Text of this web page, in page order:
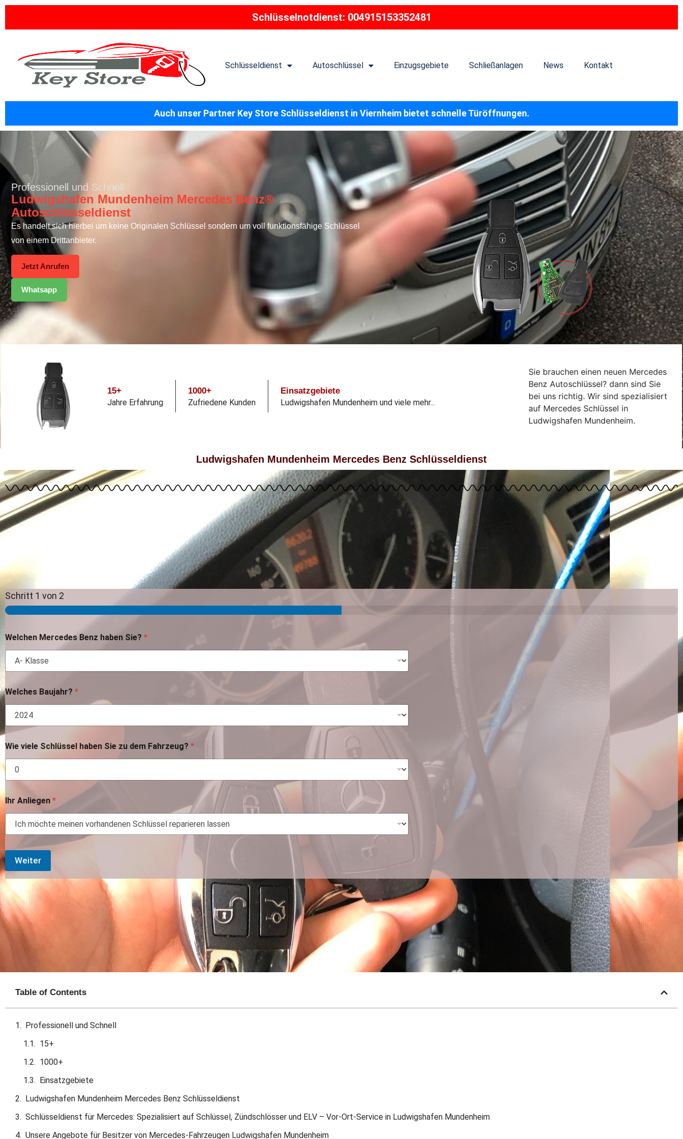
Schlüsselnotdienst: 004915153352481
Schlüsseldienst Autoschlüssel Einzugsgebiete Schließanlagen News Kontakt
Auch unser Partner Key Store Schlüsseldienst in Viernheim bietet schnelle Türöffnungen.
Professionell und Schnell
Ludwigshafen Mundenheim Mercedes Benz®
Autoschlüsseldienst
Es handelt sich hierbei um keine Originalen Schlüssel sondern um voll funktionsfähige Schlüssel
von einem Drittanbieter.
Jetzt Anrufen
Whatsapp
15+
Jahre Erfahrung
1000+
Zufriedene Kunden
Einsatzgebiete
Ludwigshafen Mundenheim und viele mehr...
Sie brauchen einen neuen Mercedes
Benz Autoschlüssel? dann sind Sie
bei uns richtig. Wir sind spezialisiert
auf Mercedes Schlüssel in
Ludwigshafen Mundenheim.
Ludwigshafen Mundenheim Mercedes Benz Schlüsseldienst
Schritt 1 von 2
Welchen Mercedes Benz haben Sie? *
Welches Baujahr? *
Wie viele Schlüssel haben Sie zu dem Fahrzeug? *
Ihr Anliegen *
Weiter
Table of Contents
Professionell und Schnell
15+
1000+
Einsatzgebiete
Ludwigshafen Mundenheim Mercedes Benz Schlüsseldienst
Schlüsseldienst für Mercedes: Spezialisiert auf Schlüssel, Zündschlösser und ELV – Vor-Ort-Service in Ludwigshafen Mundenheim
Unsere Angebote für Besitzer von Mercedes-Fahrzeugen Ludwigshafen Mundenheim